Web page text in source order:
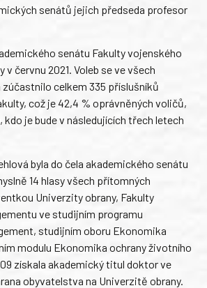
senátů jejich předseda profesor
senátu Fakulty vojenského
v červnu 2021. Voleb se ve všech
celkem 335 příslušníků
což je 42,4 % oprávněných voličů,
je bude v následujících třech letech
byla do čela akademického senátu
14 hlasy všech přítomných
Univerzity obrany, Fakulty
ve studijním programu
studijním oboru Ekonomika
modulu Ekonomika ochrany životního
získala akademický titul doktor ve
obyvatelstva na Univerzitě obrany.